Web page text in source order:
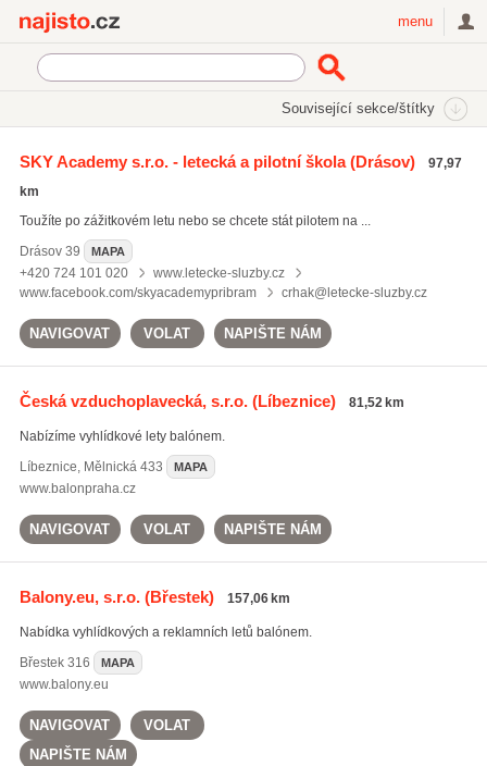
menu
Související sekce/štítky
Vyhlídkové lety a lety balónem
Aerotaxi (15)
SKY Academy s.r.o. - letecká a pilotní škola(Drásov)
97,97
km
Toužíte po zážitkovém letu nebo se chcete stát pilotem na ...
Drásov39 MAPA
+420 724 101 020
www.letecke-sluzby.cz
www.facebook.com/skyacademypribram
crhak@letecke-sluzby.cz
NAVIGOVAT VOLAT NAPIŠTE NÁM
Česká vzduchoplavecká, s.r.o.(Líbeznice) 81,52 km
Nabízíme vyhlídkové lety balónem.
Líbeznice, Mělnická 433 MAPA
www.balonpraha.cz
NAVIGOVAT VOLAT NAPIŠTE NÁM
Balony.eu, s.r.o.(Břestek) 157,06 km
Nabídka vyhlídkových a reklamních letů balónem.
Břestek316 MAPA
www.balony.eu
NAVIGOVAT
VOLAT
NAPIŠTE NÁM